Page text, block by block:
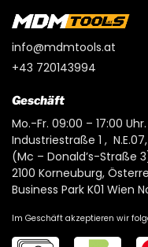
info@mdmtools.at
+43 720143994
Geschäft
Mo.-Fr. 09:00 – 17:00 Uhr.
Industriestraße 1 , N.E.07,
(Mc – Donald’s-Straße
2100 Korneuburg,
Business Park K01 Wien
Im Geschäft akzeptieren wir